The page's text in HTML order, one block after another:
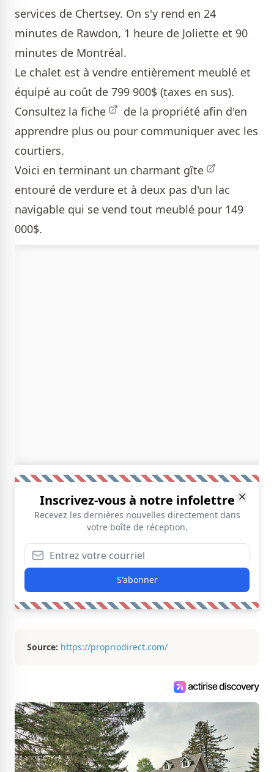
services de Chertsey. On s'y rend en 24
minutes de Rawdon, 1 heure de Joliette et 90
minutes de Montréal.
Le chalet est à vendre entièrement meublé et
équipé au coût de 799 900$ (taxes en sus).
Consultez la fiche
de la propriété afin d'en
apprendre plus ou pour communiquer avec les
courtiers.
Voici en terminant un charmant gîte
entouré de verdure et à deux pas d'un lac
navigable qui se vend tout meublé pour 149
000$ .
Inscrivez-vous à notre infolettre
Recevez les dernières nouvelles directement dans
votre boîte de réception.
S'abonner
Source: https://propriodirect.com/